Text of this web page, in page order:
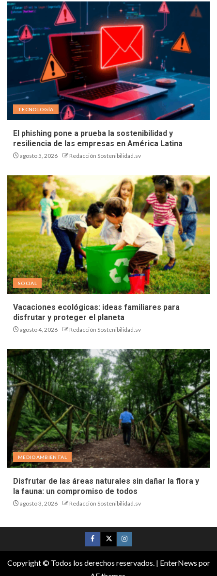
TECNOLOGÍA
El phishing pone a prueba la sostenibilidad y
resiliencia de las empresas en América Latina
agosto 5, 2026 Redacción Sostenibilidad.sv
SOCIAL
Vacaciones ecológicas: ideas familiares para
disfrutar y proteger el planeta
agosto 4, 2026 Redacción Sostenibilidad.sv
MEDIOAMBIENTAL
Disfrutar de las áreas naturales sin dañar la flora y
la fauna: un compromiso de todos
agosto 3, 2026 Redacción Sostenibilidad.sv
Copyright © Todos los derechos reservados. | EnterNews por